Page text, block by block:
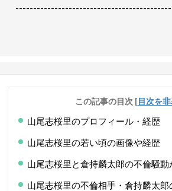
この記事の目次 [目次を
山尾志桜里のプロフィール・経歴
山尾志桜里の若い頃の画像や経歴
山尾志桜里と倉持麟太郎の不倫騒
山尾志桜里の不倫相手・倉持麟太郎